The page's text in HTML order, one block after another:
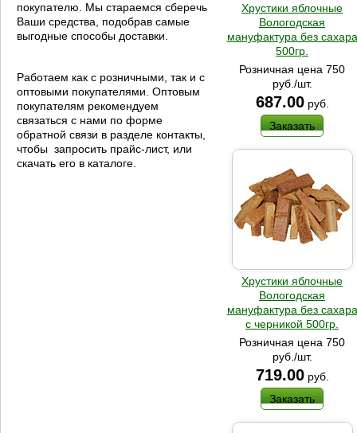
покупателю. Мы стараемся сберечь
Ваши средства, подобрав самые
выгодные способы доставки.
Работаем как с розничными, так и с
оптовыми покупателями. Оптовым
покупателям рекомендуем
связаться с нами по форме
обратной связи в разделе контакты,
чтобы запросить прайс-лист, или
скачать его в каталоге.
Хрустики яблочные
Вологодская
мануфактура без сахара
500гр.
Розничная цена 750
руб./шт.
687.00 руб.
Заказать
Хрустики яблочные
Вологодская
мануфактура без сахара
с черникой 500гр.
Розничная цена 750
руб./шт.
719.00 руб.
Заказать